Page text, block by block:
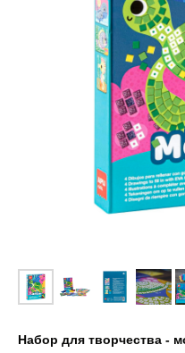
Набор для творчества -